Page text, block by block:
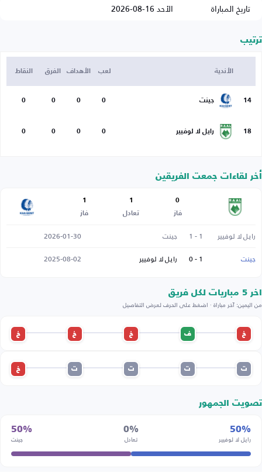
تاريخ المباراة
الأحد 16-08-2026
ترتيب
الأندية لعب الأهداف الفرق النقاط
14 جينت 0
0
0
0
18 رايل لا لوفيير 0
0
0
0
أخر لقاءات جمعت الفريقين
0
فاز
1
تعادل
1
فاز
رايل لا لوفيير 1 - 1 جينت
2026-01-30
جينت
1 - 0 رايل لا لوفيير 2025-08-02
اخر 5 مباريات لكل فريق
من اليمين: آخر مباراة · اضغط على الحرف لعرض التفاصيل
خ ف خ خ خ
ت ت ت ت خ
تصويت الجمهور
50%
رايل لا لوفيير
0%
تعادل
50%
جينت